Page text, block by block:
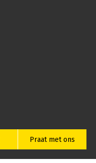
Praat met ons